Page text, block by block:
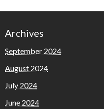
Archives
September 2024
August 2024
July 2024
June 2024